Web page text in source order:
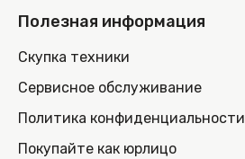
Полезная информация
Скупка техники
Сервисное обслуживание
Политика конфиденциальности
Покупайте как юрлицо